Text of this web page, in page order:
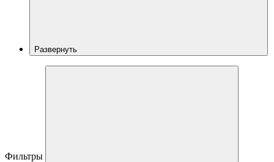
Развернуть
Фильтры